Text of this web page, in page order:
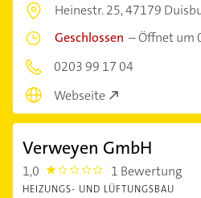
Heinestr. 25,47179
Geschlossen –Öffnet um
0203 99 17 04
Webseite
Verweyen GmbH
1,0 1.0 1 Bewertung
HEIZUNGS- UND LÜFTUNGSBAU